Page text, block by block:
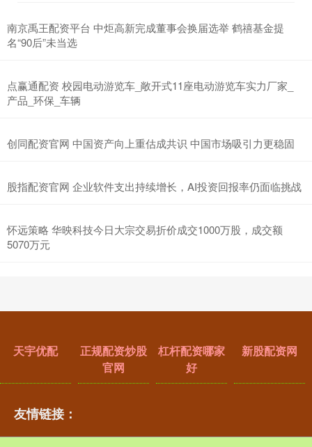
南京禹王配资平台 中炬高新完成董事会换届选举 鹤禧基金提
名“90后”未当选
点赢通配资 校园电动游览车_敞开式11座电动游览车实力厂家_
产品_环保_车辆
创同配资官网 中国资产向上重估成共识 中国市场吸引力更稳固
股指配资官网 企业软件支出持续增长，AI投资回报率仍面临挑战
怀远策略 华映科技今日大宗交易折价成交1000万股，成交额
5070万元
天宇优配
正规配资炒股
官网
杠杆配资哪家
好
新股配资网
友情链接：